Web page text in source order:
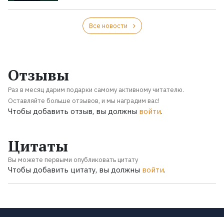
Все новости
Отзывы
Раз в месяц дарим подарки самому активному читателю.
Оставляйте больше отзывов, и мы наградим вас!
Чтобы добавить отзыв, вы должны войти.
Цитаты
Вы можете первыми опубликовать цитату
Чтобы добавить цитату, вы должны войти.